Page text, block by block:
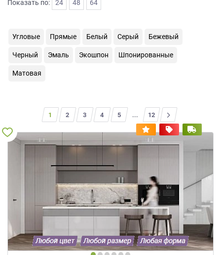
Показать по: 24 48 64
Угловые Прямые Белый Серый Бежевый
Черный Эмаль Экошпон Шпонированные
Матовая
1 2 3 4 5 ... 12
>
данных,
также
Согласие
метрическими
программами
данных.